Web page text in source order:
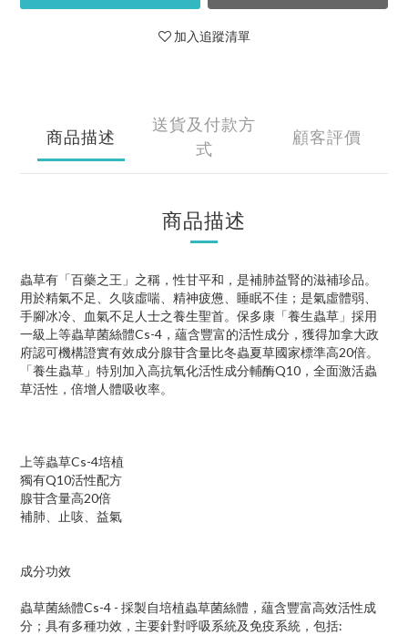
加入追蹤清單
商品描述
送貨及付款方
式
顧客評價
商品描述
蟲草有「百藥之王」之稱，性甘平和，是補肺益腎的滋補珍品。
用於精氣不足、久咳虛喘、精神疲憊、睡眠不佳；是氣虛體弱、
手腳冰冷、血氣不足人士之養生聖首。保多康「養生蟲草」採用
一級上等蟲草菌絲體Cs-4，蘊含豐富的活性成分，獲得加拿大政
府認可機構證實有效成分腺苷含量比冬蟲夏草國家標準高20倍。
「養生蟲草」特別加入高抗氧化活性成分輔酶Q10，全面激活蟲
草活性，倍增人體吸收率。
上等蟲草Cs-4培植
獨有Q10活性配方
腺苷含量高20倍
補肺、止咳、益氣
成分功效
蟲草菌絲體Cs-4 - 採製自培植蟲草菌絲體，蘊含豐富高效活性成
分；具有多種功效，主要針對呼吸系統及免疫系統，包括: